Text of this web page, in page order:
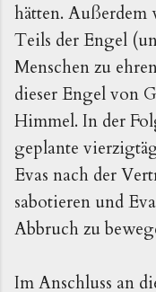
hätten.
Teils der Engel
Menschen zu
dieser Engel von
Himmel. In der
geplante
Evas nach der
sabotieren und
Abbruch zu
Im Anschluss an